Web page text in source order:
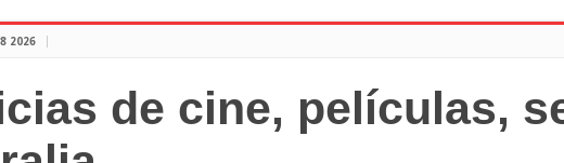
2026